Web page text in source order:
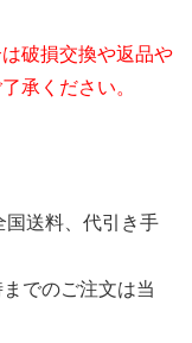
破損交換や返品や
承ください。
送料、代引き手
でのご注文は当